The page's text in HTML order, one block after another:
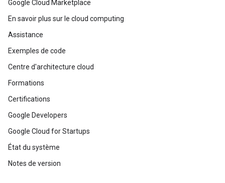
Google Cloud Marketplace
En savoir plus sur le cloud computing
Assistance
Exemples de code
Centre d'architecture cloud
Formations
Certifications
Google Developers
Google Cloud for Startups
État du système
Notes de version